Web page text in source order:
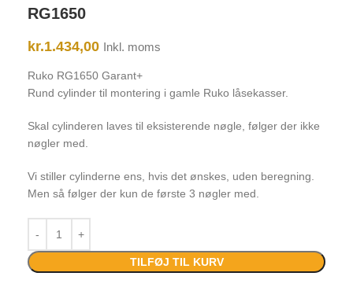
RG1650
kr.1.434,00 Inkl. moms
Ruko RG1650 Garant+
Rund cylinder til montering i gamle Ruko låsekasser.
Skal cylinderen laves til eksisterende nøgle, følger der ikke
nøgler med.
Vi stiller cylinderne ens, hvis det ønskes, uden beregning.
Men så følger der kun de første 3 nøgler med.
TILFØJ TIL KURV